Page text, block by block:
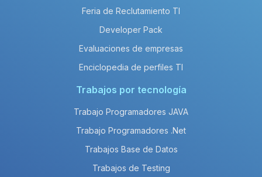
Feria de Reclutamiento TI
Developer Pack
Evaluaciones de empresas
Enciclopedia de perfiles TI
Trabajos por tecnología
Trabajo Programadores JAVA
Trabajo Programadores .Net
Trabajos Base de Datos
Trabajos de Testing